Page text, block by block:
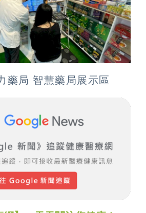
藥局 智慧藥局展示區